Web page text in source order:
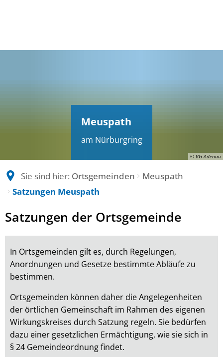
© VG Adenau
Meuspath
am Nürburgring
Sie sind hier: Ortsgemeinden
Meuspath
Satzungen Meuspath
Satzungen
Meuspath
Satzungen der Ortsgemeinde
In Ortsgemeinden gilt es, durch Regelungen,
Anordnungen und Gesetze bestimmte Abläufe zu
bestimmen.
Ortsgemeinden können daher die Angelegenheiten
der örtlichen Gemeinschaft im Rahmen des eigenen
Wirkungskreises durch Satzung regeln. Sie bedürfen
dazu einer gesetzlichen Ermächtigung, wie sie sich in
§ 24 Gemeindeordnung findet.